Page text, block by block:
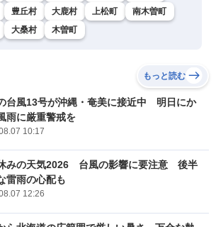
豊丘村 大鹿村 上松町
南木曽町
大桑村 木曽町
もっと読む
台風13号が沖縄・奄美に接近中 明日にか
雨に厳重警戒を
10:17
みの天気2026 台風の影響に要注意 後半
雷雨の心配も
12:26